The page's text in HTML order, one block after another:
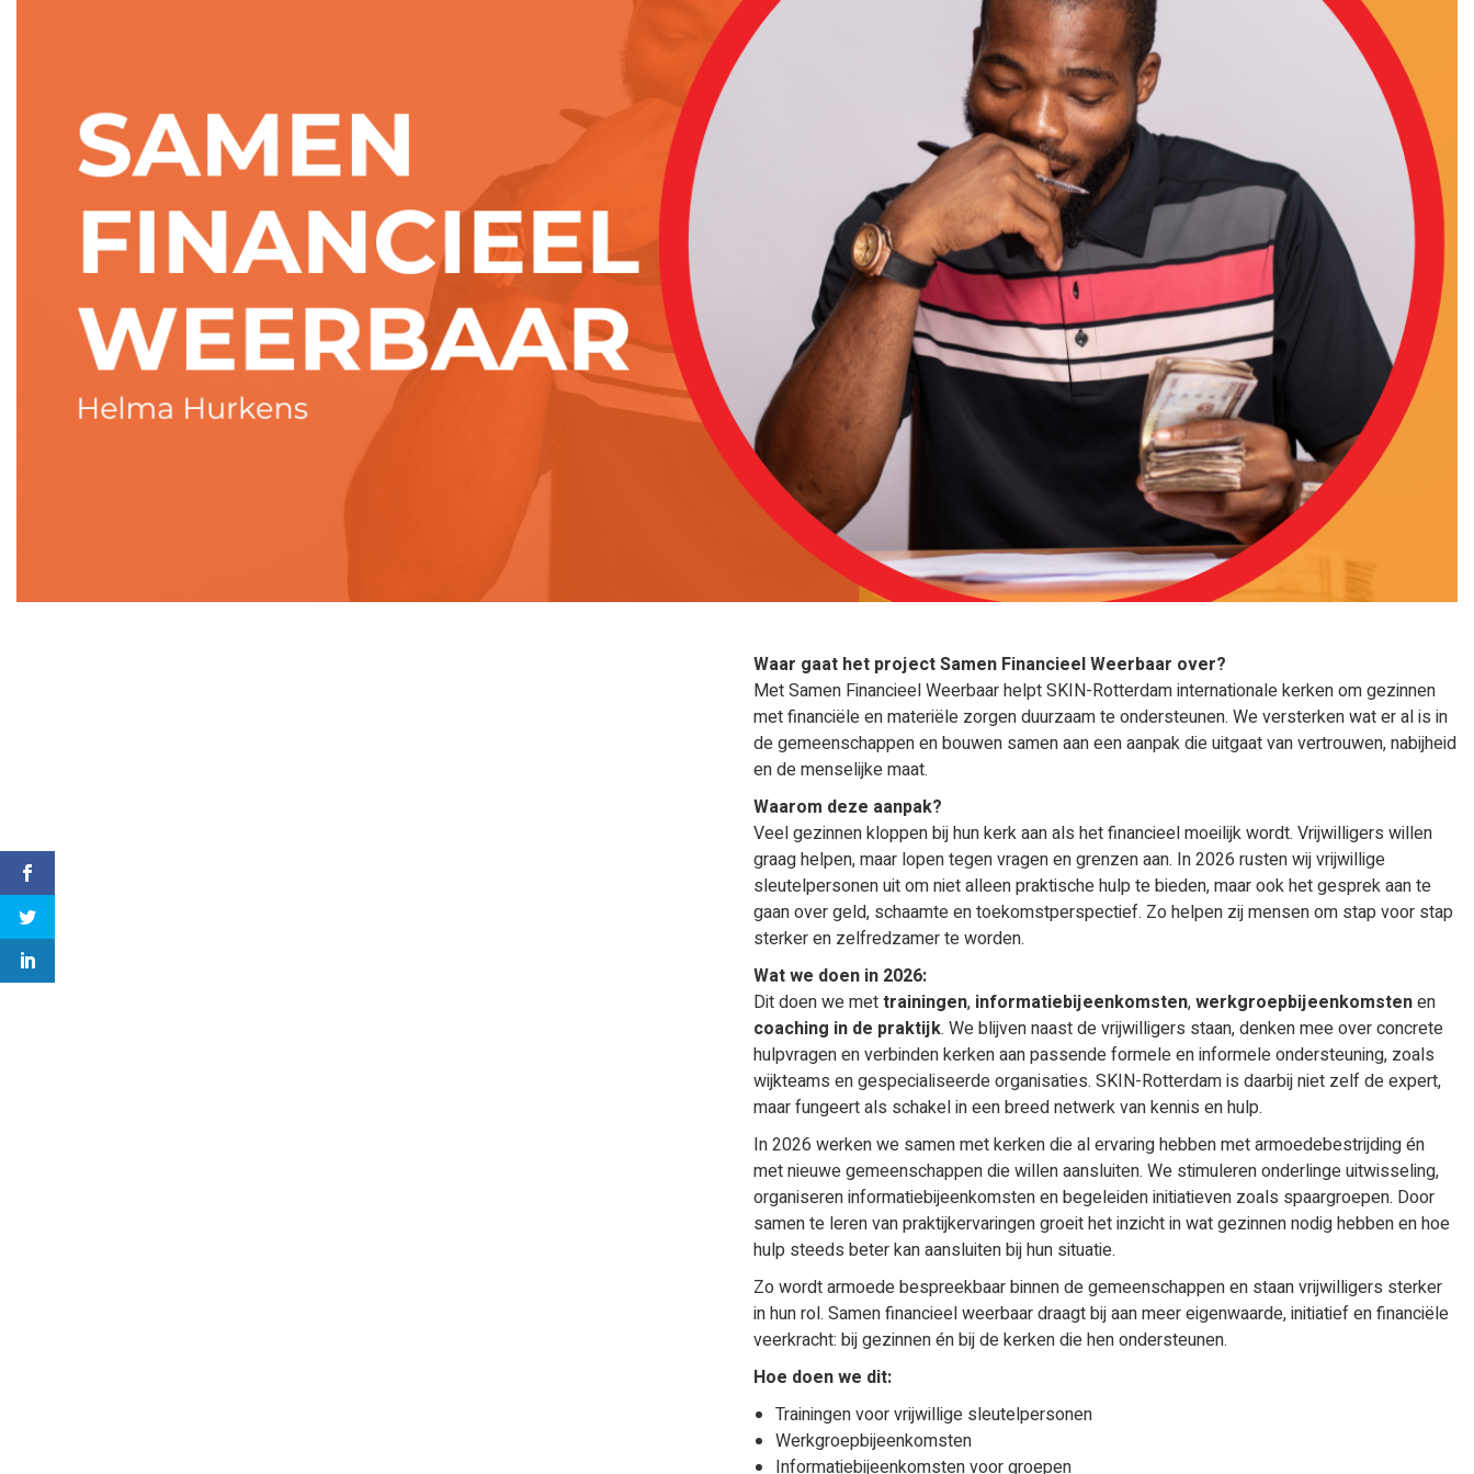
Waar gaat het project Samen Financieel Weerbaar over?
Met Samen Financieel Weerbaar helpt SKIN-Rotterdam internationale kerken om gezinnen
met financiële en materiële zorgen duurzaam te ondersteunen. We versterken wat er al is in
de gemeenschappen en bouwen samen aan een aanpak die uitgaat van vertrouwen, nabijheid
en de menselijke maat.
Waarom deze aanpak?
Veel gezinnen kloppen bij hun kerk aan als het financieel moeilijk wordt. Vrijwilligers willen
graag helpen, maar lopen tegen vragen en grenzen aan. In 2026 rusten wij vrijwillige
sleutelpersonen uit om niet alleen praktische hulp te bieden, maar ook het gesprek aan te
gaan over geld, schaamte en toekomstperspectief. Zo helpen zij mensen om stap voor stap
sterker en zelfredzamer te worden.
Wat we doen in 2026:
Dit doen we mettrainingen, informatiebijeenkomsten,werkgroepbijeenkomstenen
coaching in de praktijk. We blijven naast de vrijwilligers staan, denken mee over concrete
hulpvragen en verbinden kerken aan passende formele en informele ondersteuning, zoals
wijkteams en gespecialiseerde organisaties. SKIN-Rotterdam is daarbij niet zelf de expert,
maar fungeert als schakel in een breed netwerk van kennis en hulp.
In 2026 werken we samen met kerken die al ervaring hebben met armoedebestrijding én
met nieuwe gemeenschappen die willen aansluiten. We stimuleren onderlinge uitwisseling,
organiseren informatiebijeenkomsten en begeleiden initiatieven zoals spaargroepen. Door
samen te leren van praktijkervaringen groeit het inzicht in wat gezinnen nodig hebben en hoe
hulp steeds beter kan aansluiten bij hun situatie.
Zo wordt armoede bespreekbaar binnen de gemeenschappen en staan vrijwilligers sterker
in hun rol. Samen financieel weerbaar draagt bij aan meer eigenwaarde, initiatief en financiële
veerkracht: bij gezinnen én bij de kerken die hen ondersteunen.
Hoe doen we dit:
Trainingen voor vrijwillige sleutelpersonen
Werkgroepbijeenkomsten
Informatie­bijeenkomsten voor groepen